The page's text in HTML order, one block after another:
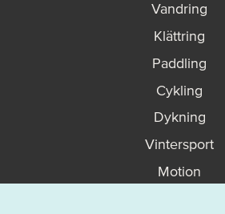
Vandring
Klättring
Paddling
Cykling
Dykning
Vintersport
Motion